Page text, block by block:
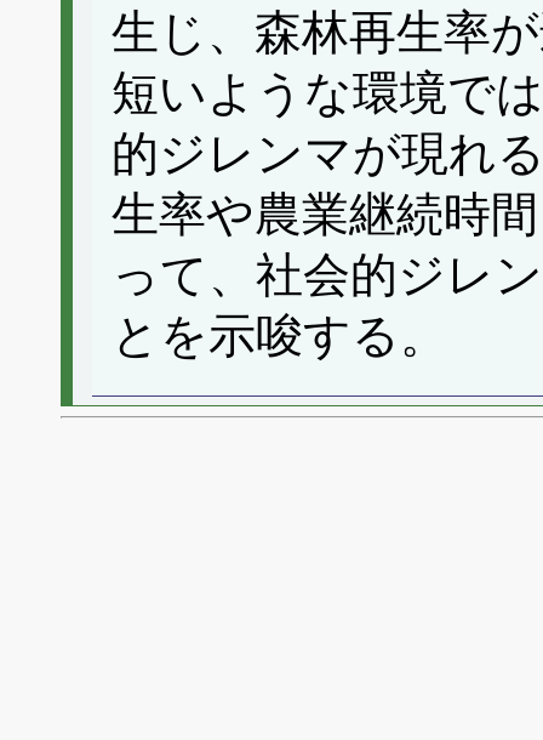
生じ、森林再生率
短いような環境で
的ジレンマが現れ
生率や農業継続時
って、社会的ジレ
とを示唆する。